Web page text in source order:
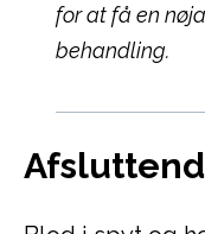
for at få en
behandling.